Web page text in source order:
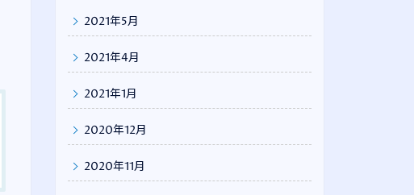
2021年5月
2021年4月
2021年1月
2020年12月
2020年11月